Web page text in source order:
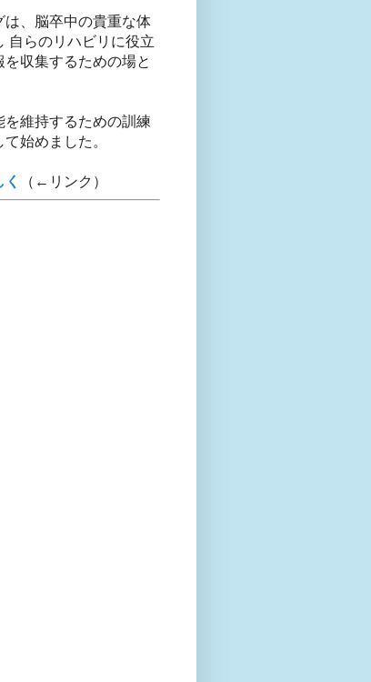
は、脳卒中の貴重な体
自らのリハビリに役立
を収集するための場と
を維持するための訓練
始めました。
（←リンク）